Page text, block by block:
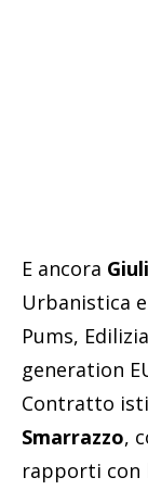
E ancora
Urbanistica
Pums,
generation
Contratto
Smarrazzo,
rapporti con